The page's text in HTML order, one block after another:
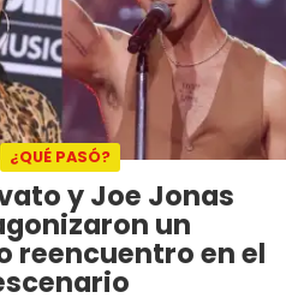
¿QUÉ PASÓ?
y Joe Jonas
un
reencuentro en el